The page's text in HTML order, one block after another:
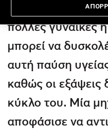
Ο ύπνος είναι
πολλές γυναίκες
μπορεί να
αυτή παύση
καθώς οι εξάψεις
κύκλο του. Μία
αποφάσισε να